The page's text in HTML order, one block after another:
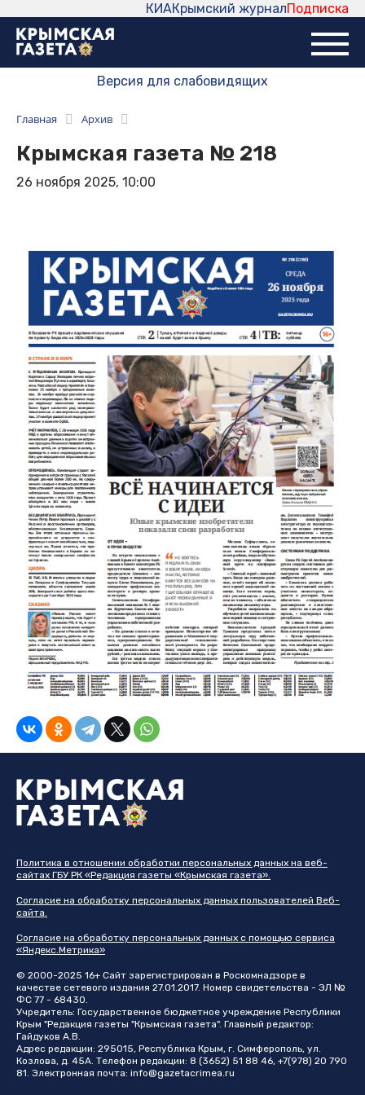
Подписка
Крымский журнал
КИА
Версия для слабовидящих
Главная Архив
Крымская газета № 218
26 ноября 2025, 10:00
Политика в отношении обработки персональных данных на веб-
сайтах ГБУ РК «Редакция газеты «Крымская газета».
Согласие на обработку персональных данных пользователей Веб-
сайта.
Согласие на обработку персональных данных с помощью сервиса
«Яндекс.Метрика»
© 2000-2025 16+ Сайт зарегистрирован в Роскомнадзоре в
качестве сетевого издания 27.01.2017. Номер свидетельства - ЭЛ №
ФС 77 - 68430.
Учредитель: Государственное бюджетное учреждение Республики
Крым "Редакция газеты "Крымская газета". Главный редактор:
Гайдуков А.В.
Адрес редакции: 295015, Республика Крым, г. Симферополь, ул.
Козлова, д. 45А. Телефон редакции: 8 (3652) 51 88 46, +7(978) 20 790
81. Электронная почта: info@gazetacrimea.ru